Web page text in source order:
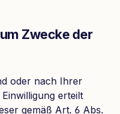
Zwecke der
oder nach Ihrer
erteilt
gemäß Art. 6 Abs.